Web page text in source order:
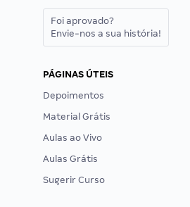
Foi aprovado?
Envie-nos a sua história!
PÁGINAS ÚTEIS
Depoimentos
Material Grátis
Aulas ao Vivo
Aulas Grátis
Sugerir Curso